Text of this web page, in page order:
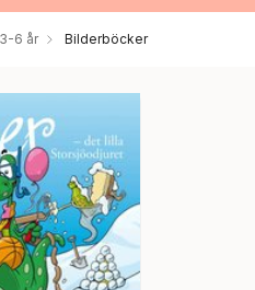
6 år Bilderböcker